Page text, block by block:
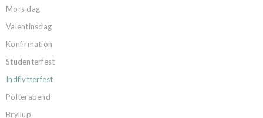
Mors dag
Valentinsdag
Konfirmation
Studenterfest
Indflytterfest
Polterabend
Bryllup